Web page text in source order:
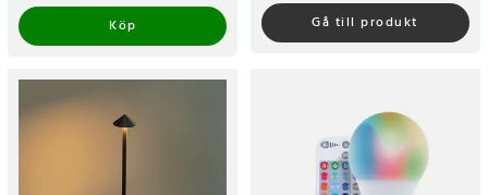
Köp
Gå till produkt